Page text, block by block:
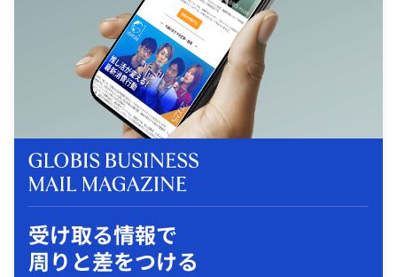
受け取る情報で
周りと差をつける